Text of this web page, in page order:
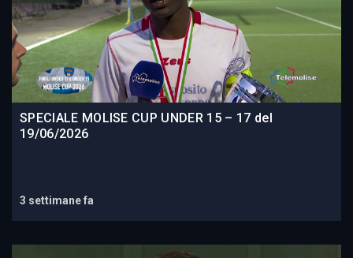
SPECIALE MOLISE CUP UNDER 15 – 17 del
19/06/2026
3 settimane fa